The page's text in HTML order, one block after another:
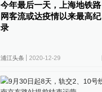
今年最后一天，上海地铁路
网客流或达疫情以来最高纪
录
浦江头条 2020-12-29